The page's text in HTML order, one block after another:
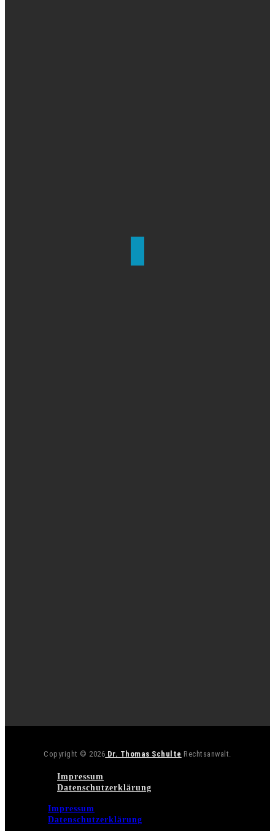
Copyright © 2026 Dr. Thomas Schulte Rechtsanwalt.
Impressum
Datenschutzerklärung
Impressum
Datenschutzerklärung